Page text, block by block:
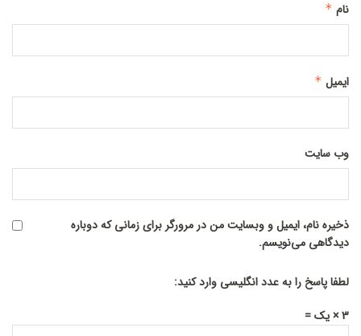
نام *
ایمیل *
وب‌ سایت
ذخیره نام، ایمیل و وبسایت من در مرورگر برای زمانی که دوباره
دیدگاهی می‌نویسم.
لطفا پاسخ را به عدد انگلیسی وارد کنید:
3 × یک =